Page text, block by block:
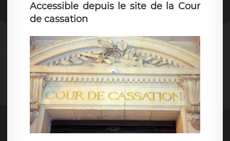
Accessible depuis le site de la Cour
de cassation